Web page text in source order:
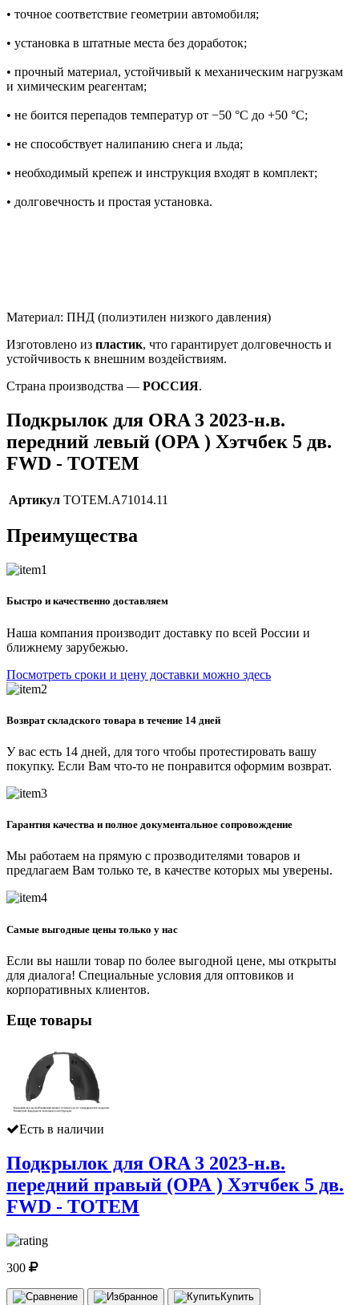
• точное соответствие геометрии автомобиля;
• установка в штатные места без доработок;
• прочный материал, устойчивый к механическим нагрузкам
и химическим реагентам;
• не боится перепадов температур от −50 °C до +50 °C;
• не способствует налипанию снега и льда;
• необходимый крепеж и инструкция входят в комплект;
• долговечность и простая установка.
Материал: ПНД (полиэтилен низкого давления)
Изготовлено из пластик, что гарантирует долговечность и
устойчивость к внешним воздействиям.
Страна производства — РОССИЯ.
Подкрылок для ORA 3 2023-н.в.
передний левый (ОРА ) Хэтчбек 5 дв.
FWD - TOTEM
Артикул TOTEM.A71014.11
Преимущества
Быстро и качественно доставляем
Наша компания производит доставку по всей России и
ближнему зарубежью.
Посмотреть сроки и цену доставки можно здесь
Возврат складского товара в течение 14 дней
У вас есть 14 дней, для того чтобы протестировать вашу
покупку. Если Вам что-то не понравится оформим возврат.
Гарантия качества и полное документальное сопровождение
Мы работаем на прямую с прозводителями товаров и
предлагаем Вам только те, в качестве которых мы уверены.
Самые выгодные цены только у нас
Если вы нашли товар по более выгодной цене, мы открыты
для диалога! Специальные условия для оптовиков и
корпоративных клиентов.
Еще товары
Есть в наличии
Подкрылок для ORA 3 2023-н.в.
передний правый (ОРА ) Хэтчбек 5 дв.
FWD - TOTEM
300
Купить